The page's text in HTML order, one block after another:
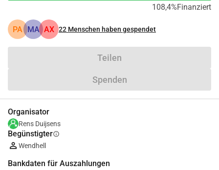
108,4%Finanziert
PA MA AX 22 Menschen haben gespendet
Teilen
Spenden
Organisator
Rens Duijsens
Begünstigterinfo
Wendhell
Bankdaten für Auszahlungen